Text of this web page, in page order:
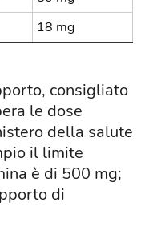
18 mg
consigliato
le dose
della salute
il limite
è di 500 mg;
di